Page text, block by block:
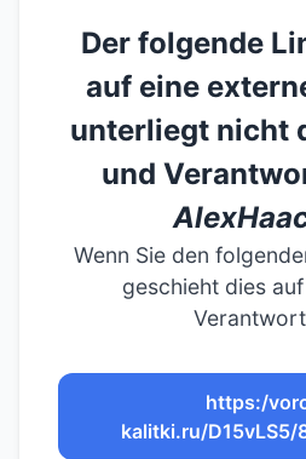
Der folgende
auf eine
unterliegt nicht
und
Wenn Sie den
geschieht dies
https:/
kalitki.ru/D15vLS5/